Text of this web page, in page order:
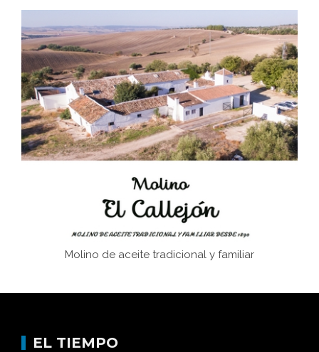
Bornos
El Frente Popular. Ubrique, febrero-julio 1936
Juntar las letras. La alfabetización en el campo: del
afán de saber a la autogestión
Historia y vivencias del poblado de Los Hurones
Molino de aceite tradicional y familiar
EL TIEMPO